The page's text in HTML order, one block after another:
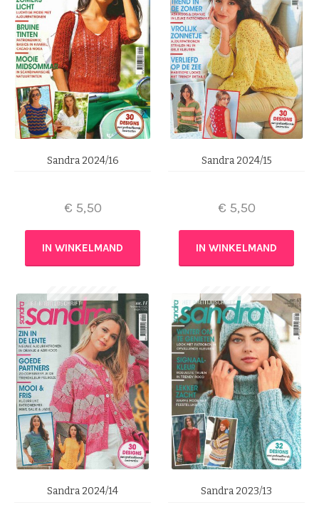
Sandra 2024/16
€ 5,50
IN WINKELMAND
Sandra 2024/15
€ 5,50
IN WINKELMAND
Sandra 2024/14 Sandra 2023/13